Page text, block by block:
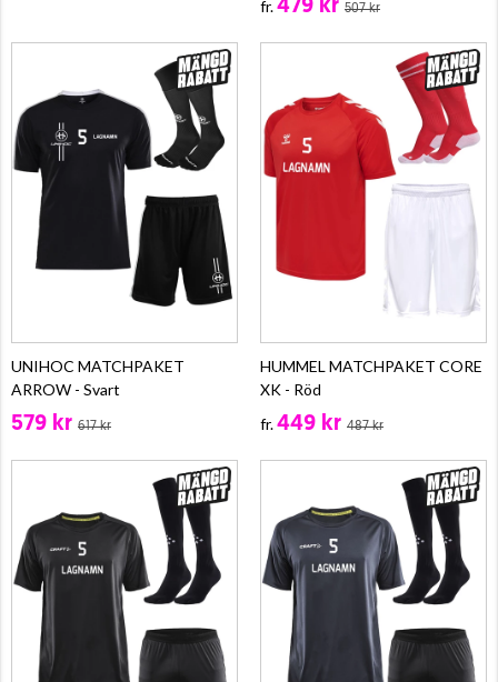
fr.479 kr 507 kr
UNIHOC MATCHPAKET
ARROW - Svart
579 kr 617 kr
HUMMEL MATCHPAKET CORE
XK - Röd
fr.449 kr 487 kr